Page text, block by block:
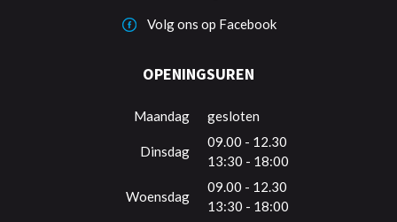
Volg ons op Facebook
OPENINGSUREN
Maandag gesloten
Dinsdag
09.00 - 12.30
13:30 - 18:00
Woensdag
09.00 - 12.30
13:30 - 18:00